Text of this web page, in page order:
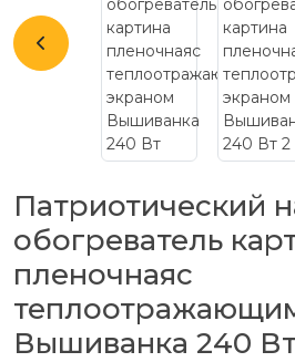
Патриотический
обогреватель
пленочнаяс
Вышиванка 240